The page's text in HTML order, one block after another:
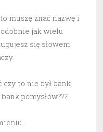
muszę znać nazwę i
jak wielu
się słowem
czy to nie był bank
pomysłów???